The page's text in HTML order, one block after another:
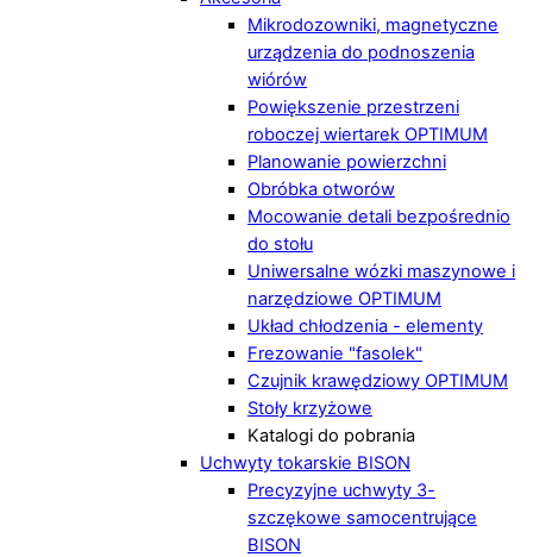
Mikrodozowniki, magnetyczne
urządzenia do podnoszenia
wiórów
Powiększenie przestrzeni
roboczej wiertarek OPTIMUM
Planowanie powierzchni
Obróbka otworów
Mocowanie detali bezpośrednio
do stołu
Uniwersalne wózki maszynowe i
narzędziowe OPTIMUM
Układ chłodzenia - elementy
Frezowanie "fasolek"
Czujnik krawędziowy OPTIMUM
Stoły krzyżowe
Katalogi do pobrania
Uchwyty tokarskie BISON
Precyzyjne uchwyty 3-
szczękowe samocentrujące
BISON